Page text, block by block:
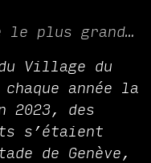
d’Europe à Palexpo !
Village du
chaque année la
2023, des
s’étaient
de Genève,